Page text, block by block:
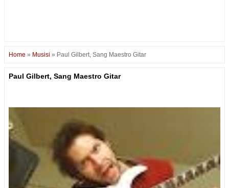
Home » Musisi » Paul Gilbert, Sang Maestro Gitar
Paul Gilbert, Sang Maestro Gitar